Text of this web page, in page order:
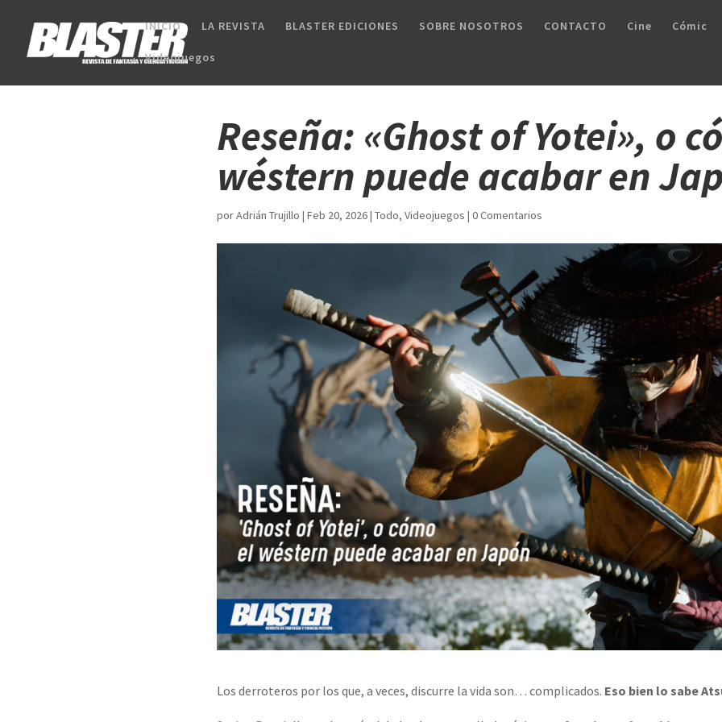
INICIO LA REVISTA BLASTER EDICIONES SOBRE NOSOTROS CONTACTO Cine Cómic
Videojuegos
Reseña: «Ghost of Yotei», o
wéstern puede acabar en
porAdrián Trujillo | Feb 20, 2026| Todo, Videojuegos | 0 Comentarios
Los derroteros por los que, a veces, discurre la vida son… complicados. Eso bien lo sabe